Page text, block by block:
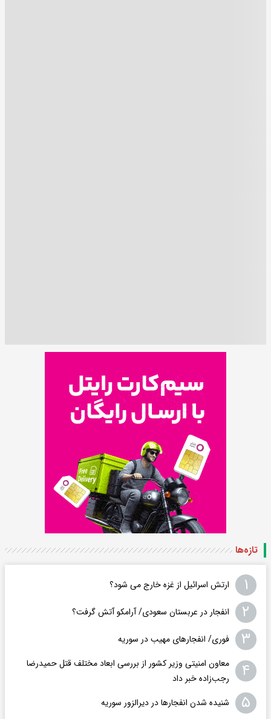
تازه‌ها
۱ ارتش اسرائیل از غزه خارج می شود؟
۲ انفجار در عربستان سعودی/ آرامکو آتش گرفت؟
۳ فوری/ انفجارهای مهیب در سوریه
۴
معاون امنیتی وزیر کشور از بررسی ابعاد مختلف قتل حمیدرضا
رجب‌زاده خبر داد
۵ شنیده شدن انفجارها در دیرالزور سوریه